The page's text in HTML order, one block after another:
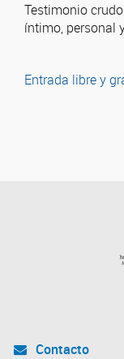
Testimonio
íntimo, personal
Entrada libre y
Contacto